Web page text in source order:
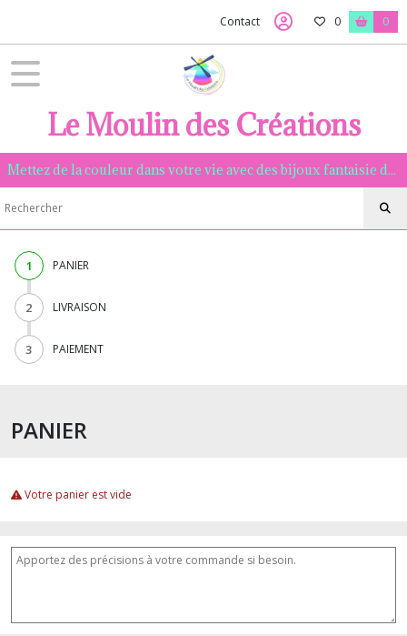
Contact 0 0
Le Moulin des Créations
Mettez de la couleur dans votre vie avec des bijoux fantaisie de qualité, assemblés à la main dans la Manche.
1 PANIER
2 LIVRAISON
3 PAIEMENT
PANIER
Votre panier est vide